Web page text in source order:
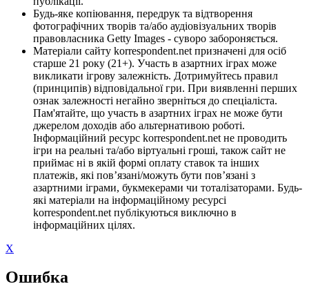
Будь-яке копіювання, передрук та відтворення
фотографічних творів та/або аудіовізуальних творів
правовласника Getty Images - суворо забороняється.
Матеріали сайту korrespondent.net призначені для осіб
старше 21 року (21+). Участь в азартних іграх може
викликати ігрову залежність. Дотримуйтесь правил
(принципів) відповідальної гри. При виявленні перших
ознак залежності негайно зверніться до спеціаліста.
Пам'ятайте, що участь в азартних іграх не може бути
джерелом доходів або альтернативою роботі.
Інформаційний ресурс korrespondent.net не проводить
ігри на реальні та/або віртуальні гроші, також сайт не
приймає ні в якій формі оплату ставок та інших
платежів, які пов’язані/можуть бути пов’язані з
азартними іграми, букмекерами чи тоталізаторами. Будь-
які матеріали на інформаційному ресурсі
korrespondent.net публікуються виключно в
інформаційних цілях.
X
Ошибка